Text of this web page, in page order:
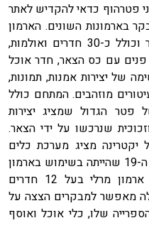
פטרהוף כדאי להקדיש לאתר
בארמונות השונים. הארמון
הגדול עוצב בסגנון בארוקי מפואר וכולל כ-30 חדרים ואולמות,
פנים עם כס הצאר, חדר אוכל
של יצירות אמנות, תמונות,
מוזהבים. המתחם כולל
פטר הגדול שמציג יצירות
כלי מטבח וזכוכית שנרכשו על ידי הצאר.
מציג מערכת כלים
מלכותית בת 4500 פריטים מהמאה ה-19 שהייתה בשימוש בארמון
החורף ובארמון הגדול בפטרהוף. ארמון מרלי בעל 12 חדרים
מאפשר למבקרים הצצה על
שלו, כלי אוכל ואוסף